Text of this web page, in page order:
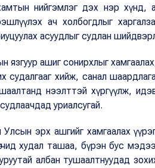
нийгэмлэг дэх нэр хүнд,
ач холбогдлыг
асуудлыг судлан
язгуур ашиг сонирхлыг
судалгааг хийж, санал
нээлттэй хүргүүлж,
уриалсугай.
эрх ашгийг хамгаалах
худал ташаа, бүрэн бус
албан тушаалтнуудад